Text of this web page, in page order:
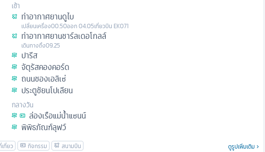
เช้า
ท่าอากาศยานดูไบ
เปลี่ยนเครื่อง00.50ออก04.05เที่ยวบิน EK071
ท่าอากาศยานชาร์ลเดอโกลล์
เดินทางถึง09.25
ปารีส
จัตุรัสคองคอร์ด
ถนนชองเอลิเซ่
ประตูชัยนโปเลียน
กลางวัน
ล่องเรือแม่น้ำแซนน์
พิพิธภัณฑ์ลุฟว์
ดูรูปเพิ่มเติม